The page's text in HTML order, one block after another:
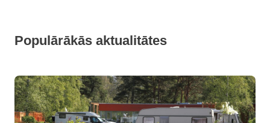
Populārākās aktualitātes